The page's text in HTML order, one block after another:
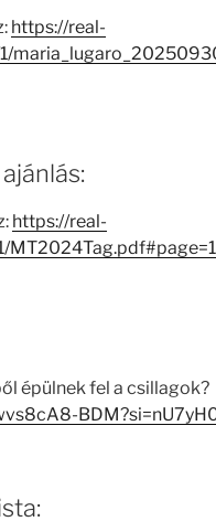
https://real-
https://real-
épülnek fel a csillagok?